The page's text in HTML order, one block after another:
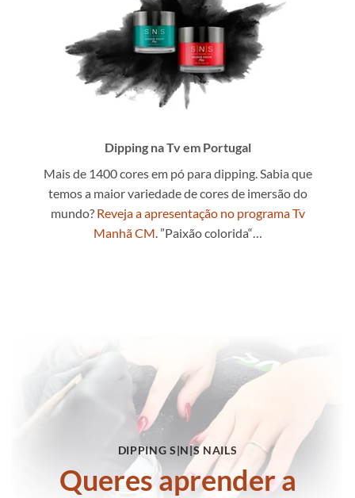
Dipping na Tv em Portugal
Mais de 1400 cores em pó para dipping. Sabia que
temos a maior variedade de cores de imersão do
mundo? Reveja a apresentação no programa Tv
Manhã CM. ”Paixão colorida“…
DIPPING S|N|S NAILS
Queres aprender a